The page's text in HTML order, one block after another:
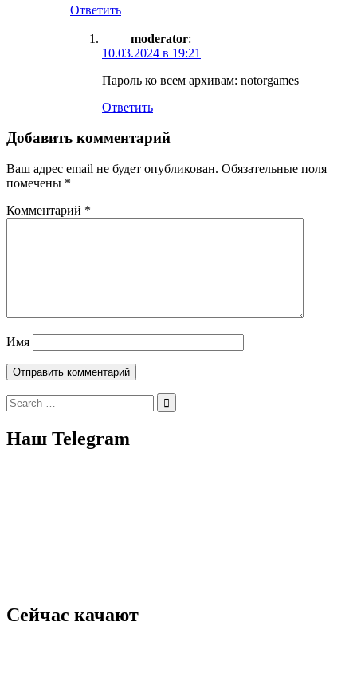
Ответить
moderator:
10.03.2024 в 19:21
Пароль ко всем архивам: notorgames
Ответить
Добавить комментарий
Ваш адрес email не будет опубликован. Обязательные поля
помечены *
Комментарий *
Имя
Search
for:
Наш Telegram
Сейчас качают